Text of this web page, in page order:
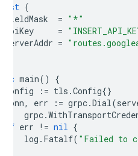
const (
fieldMask
= "*"
apiKey
=
serverAddr =
func main()
{
config
:= tls .Config{}
conn, err := grpc.Dial(
grpc.
if err != nil {
log . Fatalf( "Failed to